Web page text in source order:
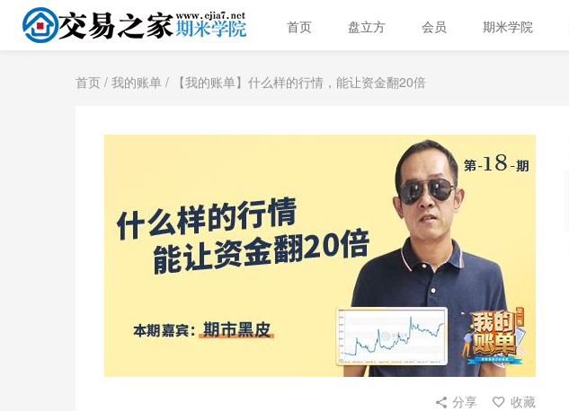
首页 盘立方 会员 期米学院
首页 / 我的账单 / 【我的账单】什么样的行情，能让资金翻20倍
分享 收藏